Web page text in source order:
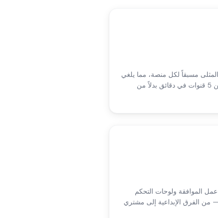
المثلى مسبقاً لكل منصة، مما يلغي
التكوين اليدوي. أطلق عبر أكثر من 5 قنوات في دقائق بدلاً من
الموافقة ولوحات التحكم
من الفرق الإبداعية إلى مشتري